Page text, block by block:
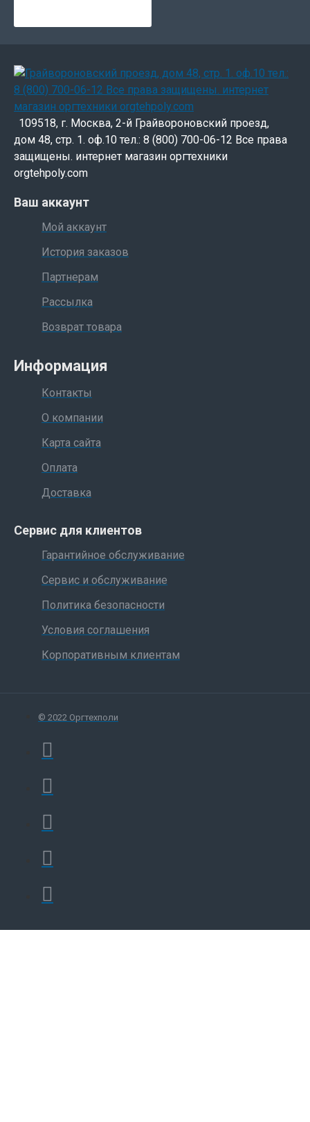
109518, г. Москва, 2-й Грайвороновский проезд,
дом 48, стр. 1. оф.10 тел.: 8 (800) 700-06-12 Все права
защищены. интернет магазин оргтехники
orgtehpoly.com
Ваш аккаунт
Мой аккаунт
История заказов
Партнерам
Рассылка
Возврат товара
Информация
Контакты
О компании
Карта сайта
Оплата
Доставка
Сервис для клиентов
Гарантийное обслуживание
Сервис и обслуживание
Политика безопасности
Условия соглашения
Корпоративным клиентам
© 2022 Оргтехполи